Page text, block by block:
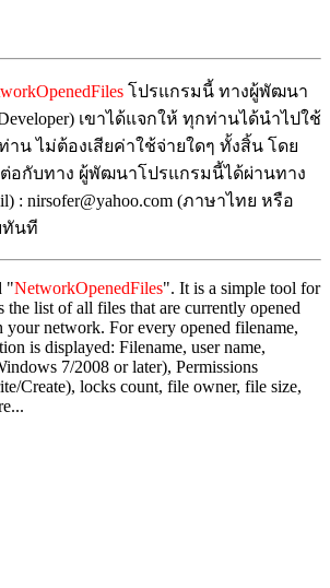
โปรแกรมนี้ ทางผู้พัฒนา
เขาได้แจกให้ ทุกท่านได้นำไปใช้
าน ไม่ต้องเสียค่าใช้จ่ายใดๆ ทั้งสิ้น โดย
อกับทาง ผู้พัฒนาโปรแกรมนี้ได้ผ่านทาง
: nirsofer@yahoo.com (ภาษาไทย หรือ
ทันที
"NetworkOpenedFiles". It is a simple tool for
the list of all files that are currently opened
your network. For every opened filename,
is displayed: Filename, user name,
7/2008 or later), Permissions
Create), locks count, file owner, file size,